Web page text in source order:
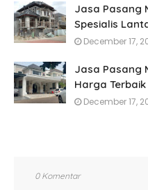
Jasa Pasang
Spesialis
December 17,
Jasa Pasang
Harga
December 17,
0 Komentar